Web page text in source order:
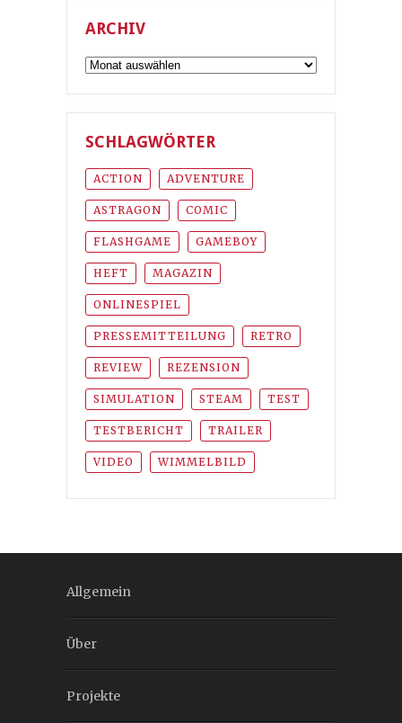
ARCHIV
Archiv
SCHLAGWÖRTER
ACTION ADVENTURE
ASTRAGON COMIC
FLASHGAME GAMEBOY
HEFT MAGAZIN
ONLINESPIEL
PRESSEMITTEILUNG RETRO
REVIEW REZENSION
SIMULATION STEAM TEST
TESTBERICHT TRAILER
VIDEO WIMMELBILD
Allgemein
Über
Projekte